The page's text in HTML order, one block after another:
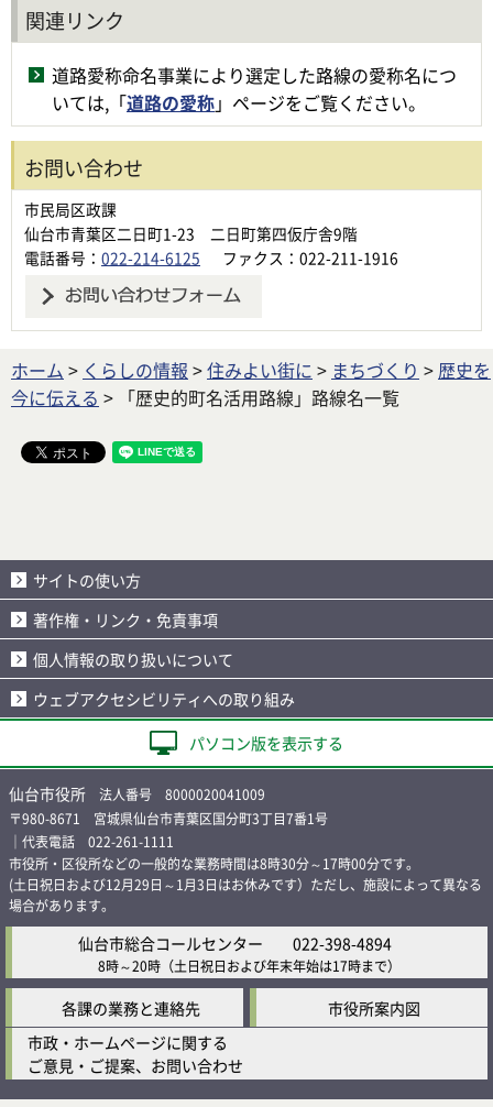
関連リンク
道路愛称命名事業により選定した路線の愛称名につ
いては,「道路の愛称」ページをご覧ください。
お問い合わせ
市民局区政課
仙台市青葉区二日町1-23 二日町第四仮庁舎9階
電話番号： 022-214-6125 ファクス：022-211-1916
ホーム > くらしの情報 >住みよい街に > まちづくり > 歴史を
今に伝える > 「歴史的町名活用路線」路線名一覧
サイトの使い方
著作権・リンク・免責事項
個人情報の取り扱いについて
ウェブアクセシビリティへの取り組み
パソコン版を表示する
仙台市役所 法人番号 8000020041009
〒980-8671 宮城県仙台市青葉区国分町3丁目7番1号
｜代表電話 022-261-1111
市役所・区役所などの一般的な業務時間は8時30分～17時00分です。
(土日祝日および12月29日～1月3日はお休みです）ただし、施設によって異なる
場合があります。
仙台市総合コールセンター 022-398-4894
8時～20時 （土日祝日および年末年始は17時まで）
各課の業務と連絡先
市役所案内図
市政・ホームページに関する
ご意見・ご提案、お問い合わせ